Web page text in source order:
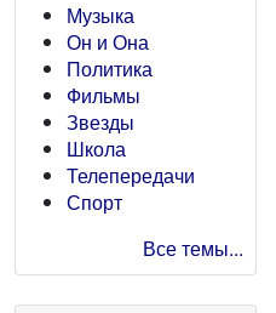
Музыка
Он и Она
Политика
Фильмы
Звезды
Школа
Телепередачи
Спорт
Все темы...